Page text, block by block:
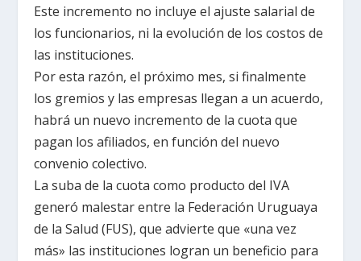
Este incremento no incluye el ajuste salarial de
los funcionarios, ni la evolución de los costos de
las instituciones.
Por esta razón, el próximo mes, si finalmente
los gremios y las empresas llegan a un acuerdo,
habrá un nuevo incremento de la cuota que
pagan los afiliados, en función del nuevo
convenio colectivo.
La suba de la cuota como producto del IVA
generó malestar entre la Federación Uruguaya
de la Salud (FUS), que advierte que «una vez
más» las instituciones logran un beneficio para